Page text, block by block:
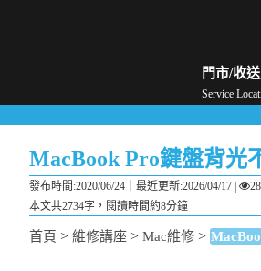
門市/收
Service
Android手機
MacBook Pro鍵盤背光
發布時間:2020/06/24｜ 最近更新:2026/04/17
本文共2734字，閱讀時間約8分鐘
首頁 > 維修講座 > Mac維修 >